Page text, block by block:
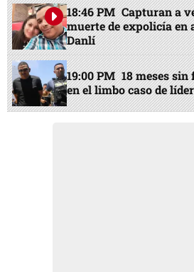
18:46 PM Capturan a
muerte de expolicía en
Danlí
19:00 PM 18 meses
en el limbo caso de